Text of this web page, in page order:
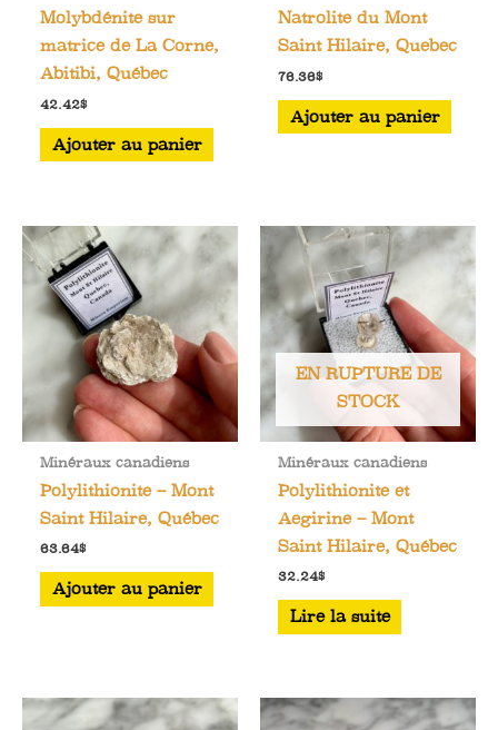
Molybdénite sur
matrice de La Corne,
Abitibi, Québec
42.42$
Ajouter au panier
Natrolite du Mont
Saint Hilaire, Quebec
76.36$
Ajouter au panier
Minéraux canadiens
Polylithionite – Mont
Saint Hilaire, Québec
63.64$
Ajouter au panier
EN RUPTURE DE
STOCK
Minéraux canadiens
Polylithionite et
Aegirine – Mont
Saint Hilaire, Québec
32.24$
Lire la suite